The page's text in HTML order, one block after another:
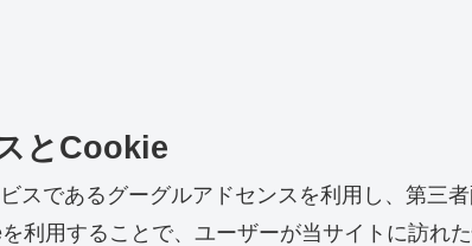
とCookie
スであるグーグルアドセンスを利用し、第三
利用することで、ユーザーが当サイトに訪れ